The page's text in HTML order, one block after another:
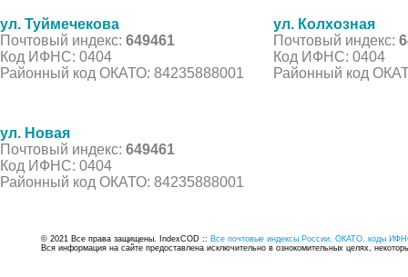
ул. Туймечекова
Почтовый индекс: 649461
Код ИФНС: 0404
Районный код ОКАТО: 84235888001
ул. Колхозная
Почтовый индекс:
Код ИФНС: 0404
Районный код
ул. Новая
Почтовый индекс: 649461
Код ИФНС: 0404
Районный код ОКАТО: 84235888001
© 2021 Все права защищены. IndexCOD :: Все почтовые индексы России, ОКАТО, коды
Вся информация на сайте предоставлена исключительно в ознокомительных целях,